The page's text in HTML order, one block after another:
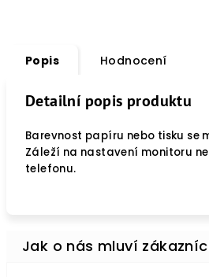
Popis Hodnocení
Detailní popis produktu
Barevnost papíru nebo tisku se
Záleží na nastavení monitoru
telefonu.